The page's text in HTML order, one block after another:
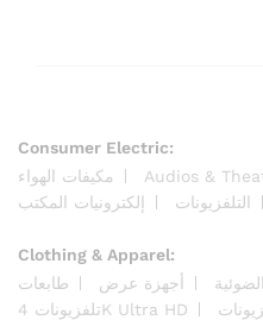
Consumer Electric:
مكيفات الهواء
Audios &
إلكترونيات المكتب
التلفزيونات
Clothing & Apparel:
طابعات
أجهزة عرض
تلفزيونات 4K Ultra HD